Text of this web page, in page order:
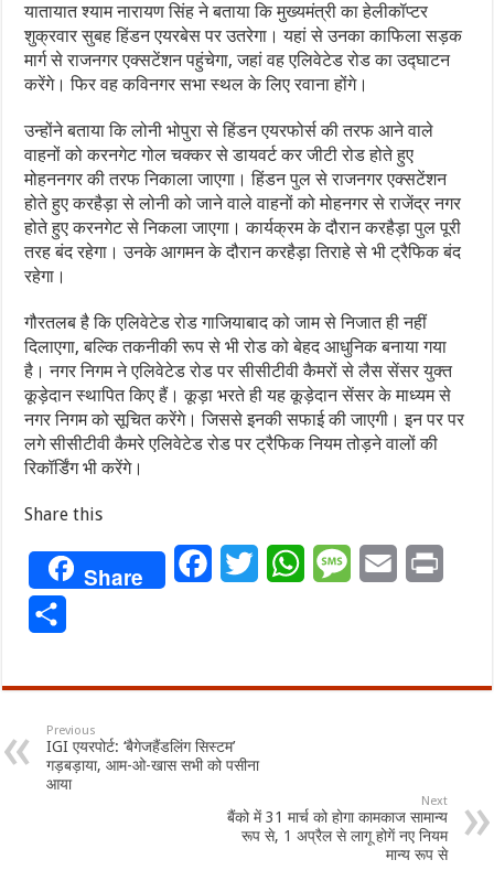
यातायात श्याम नारायण सिंह ने बताया कि मुख्यमंत्री का हेलीकॉप्टर
शुक्रवार सुबह हिंडन एयरबेस पर उतरेगा। यहां से उनका काफिला सड़क
मार्ग से राजनगर एक्सटेंशन पहुंचेगा, जहां वह एलिवेटेड रोड का उद्घाटन
करेंगे। फिर वह कविनगर सभा स्थल के लिए रवाना होंगे।
उन्होंने बताया कि लोनी भोपुरा से हिंडन एयरफोर्स की तरफ आने वाले
वाहनों को करनगेट गोल चक्कर से डायवर्ट कर जीटी रोड होते हुए
मोहननगर की तरफ निकाला जाएगा। हिंडन पुल से राजनगर एक्सटेंशन
होते हुए करहैड़ा से लोनी को जाने वाले वाहनों को मोहनगर से राजेंद्र नगर
होते हुए करनगेट से निकला जाएगा। कार्यक्रम के दौरान करहैड़ा पुल पूरी
तरह बंद रहेगा। उनके आगमन के दौरान करहैड़ा तिराहे से भी ट्रैफिक बंद
रहेगा।
गौरतलब है कि एलिवेटेड रोड गाजियाबाद को जाम से निजात ही नहीं
दिलाएगा, बल्कि तकनीकी रूप से भी रोड को बेहद आधुनिक बनाया गया
है। नगर निगम ने एलिवेटेड रोड पर सीसीटीवी कैमरों से लैस सेंसर युक्त
कूड़ेदान स्थापित किए हैं। कूड़ा भरते ही यह कूड़ेदान सेंसर के माध्यम से
नगर निगम को सूचित करेंगे। जिससे इनकी सफाई की जाएगी। इन पर पर
लगे सीसीटीवी कैमरे एलिवेटेड रोड पर ट्रैफिक नियम तोड़ने वालों की
रिकॉर्डिंग भी करेंगे।
Share this
Share FacebookTwitterWhatsAppMessageEmail
Previous
IGI एयरपोर्ट: ‘बैगेजहैंडलिंग सिस्टम’
गड़बड़ाया, आम-ओ-खास सभी को पसीना
आया
Next
बैंको में 31 मार्च को होगा कामकाज सामान्य
रूप से, 1 अप्रैल से लागू होगें नए नियम
मान्य रूप से